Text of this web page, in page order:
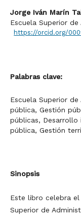
Jorge Iván Marín
Escuela Superior
https://orcid.org/
Palabras clave:
Escuela Superior
pública, Gestión
públicas, Desarrollo
pública, Gestión
Sinopsis
Este libro celebra
Superior de